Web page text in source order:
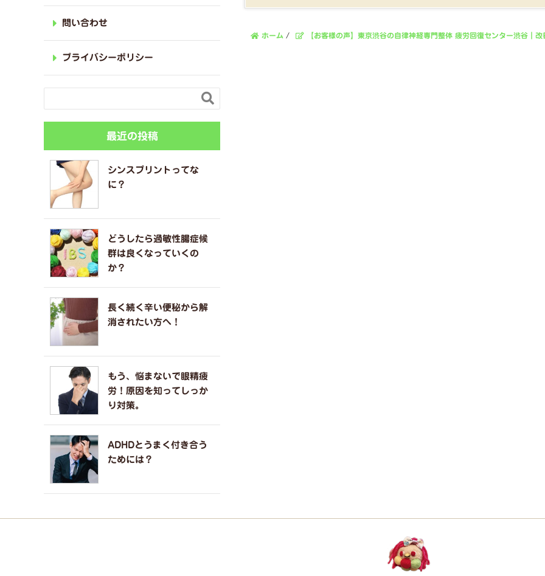
ホーム / 【お客様の声】東京渋谷の自律神経専門整体 疲労回復センター渋谷｜
問い合わせ
プライバシーポリシー

最近の投稿
シンスプリントってな
に？
どうしたら過敏性腸症候
群は良くなっていくの
か？
長く続く辛い便秘から解
消されたい方へ！
もう、悩まないで眼精疲
労！原因を知ってしっか
り対策。
ADHDとうまく付き合う
ためには？